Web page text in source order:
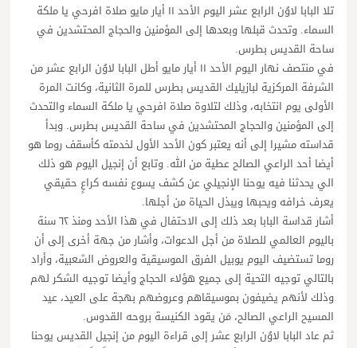
تلا البابا لاوُن الرابع عشر اليوم الأحد ١١ أيار مايو صلاة افرحي يا ملكة
السماء. وتحدث قبلها وبعدها إلى المؤمنين والحجاج المحتشدين في
ساحة القديس بطرس.
في منتصف نهار اليوم الأحد ١١ أيار مايو أطل البابا لاوُن الرابع عشر من
الشرفة المركزية لبازيليك القديس بطرس للمرة الثانية، وكانت المرة
الأولى يوم انتخابه، وذلك لتلاوة صلاة افرحي يا ملكة السماء والتحدث
إلى المؤمنين والحجاج المحتشدين في ساحة القديس بطرس. وبدأ
قداسته مشيرا إلى أنه يعتبر كون الأحد الأول لخدمته كأسقف روما هو
أيضا أحد الراعي الصالح عطية من الله. وتابع أن إنجيل اليوم هو ذلك
الي يحدثنا فيه يوحنا الإنجيلي عن كشف يسوع نفسه كراعٍ حقيقي
يعرف خرافه ويحبها ويبذل الحياة من أجلها.
أشار قداسة البابا بعد ذلك إلى الاحتفال في هذا الأحد ومنذ ٦٢ سنة
باليوم العالمي للصلاة من أجل الدعوات، وأشار من جهة أخرى إلى أن
روما تستضيف اليوم يوبيل الفرق الموسيقية والعروض الشعبية، وأراد
بالتالي توجيه التحية إلى جميع هؤلاء الحجاج وأيضا توجيه الشكر لهم
وذلك لأنهم يضيفون بموسيقاهم وعروضهم بهجة على العيد، عيد
المسيح الراعي الصالح، مَن يقود الكنيسة بروحه القدوس.
ثم عاد البابا لاوُن الرابع عشر إلى قراءة اليوم من إنجيل القديس يوحنا